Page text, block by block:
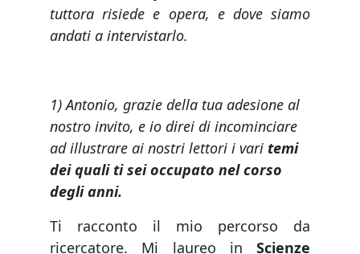
tuttora risiede e opera, e dove siamo
andati a intervistarlo.
1) Antonio, grazie della tua adesione al
nostro invito, e io direi di incominciare
ad illustrare ai nostri lettori i vari temi
dei quali ti sei occupato nel corso
degli anni.
Ti racconto il mio percorso da
ricercatore. Mi laureo in Scienze